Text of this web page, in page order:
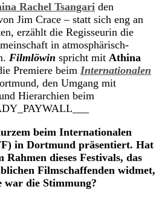
Rachel Tsangari den
Jim Crace – statt sich eng an
erzählt die Regisseurin die
in atmosphärisch-
Filmlöwin spricht mit Athina
Premiere beim Internationalen
den Umgang mit
Hierarchien beim
beim Internationalen
in Dortmund präsentiert. Hat
dieses Festivals, das
Filmschaffenden widmet,
war die Stimmung?